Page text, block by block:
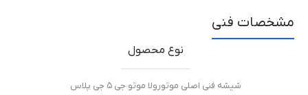
مشخصات فنی
نوع محصول
شیشه فنی اصلی موتورولا موتو جی ۵ جی پلاس